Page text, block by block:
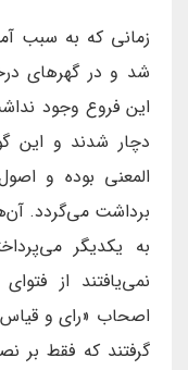
زمانی که به سبب
شد و در گهرهای
این فروع وجود
دچار شدند و این
المعنی بوده و
برداشت می‌گردد.
به یکدیگر
نمی‌یافتند از
اصحاب «رای و
گرفتند که فقط بر